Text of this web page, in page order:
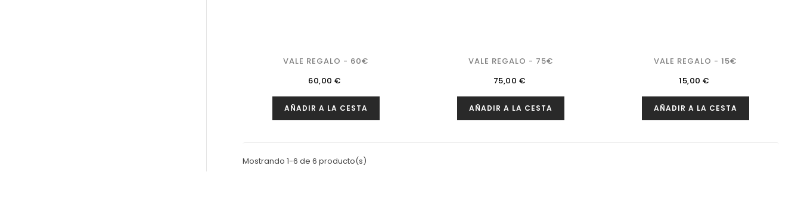
VALE REGALO - 60€
Precio
60,00 €
AÑADIR A LA CESTA
VALE REGALO - 75€
Precio
75,00 €
AÑADIR A LA CESTA
VALE REGALO - 15€
Precio
15,00 €
AÑADIR A LA CESTA
Mostrando 1-6 de 6 producto(s)